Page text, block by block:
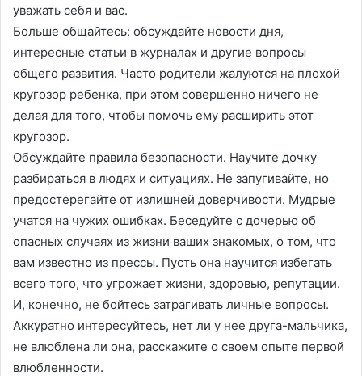
уважать себя и вас.
Больше общайтесь: обсуждайте новости дня,
интересные статьи в журналах и другие вопросы
общего развития. Часто родители жалуются на плохой
кругозор ребенка, при этом совершенно ничего не
делая для того, чтобы помочь ему расширить этот
кругозор.
Обсуждайте правила безопасности. Научите дочку
разбираться в людях и ситуациях. Не запугивайте, но
предостерегайте от излишней доверчивости. Мудрые
учатся на чужих ошибках. Беседуйте с дочерью об
опасных случаях из жизни ваших знакомых, о том, что
вам известно из прессы. Пусть она научится избегать
всего того, что угрожает жизни, здоровью, репутации.
И, конечно, не бойтесь затрагивать личные вопросы.
Аккуратно интересуйтесь, нет ли у нее друга-мальчика,
не влюблена ли она, расскажите о своем опыте первой
влюбленности.